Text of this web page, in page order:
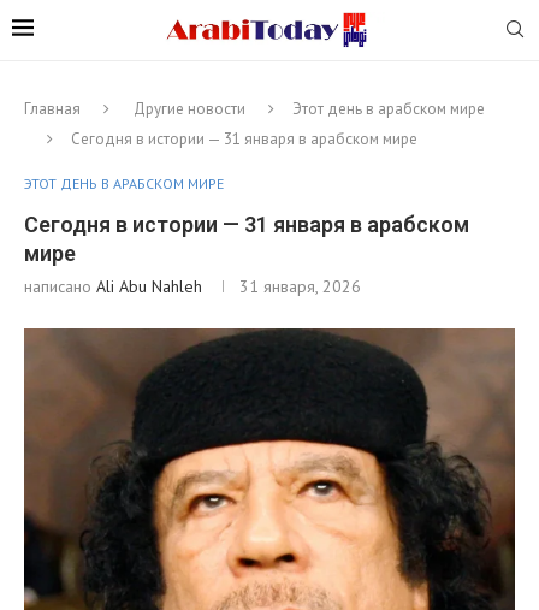
Главная Другие новости
Этот день в арабском мире
Сегодня в истории — 31 января в арабском мире
ЭТОТ ДЕНЬ В АРАБСКОМ МИРЕ
Сегодня в истории — 31 января в арабском
мире
написано Ali Abu Nahleh 31 января, 2026